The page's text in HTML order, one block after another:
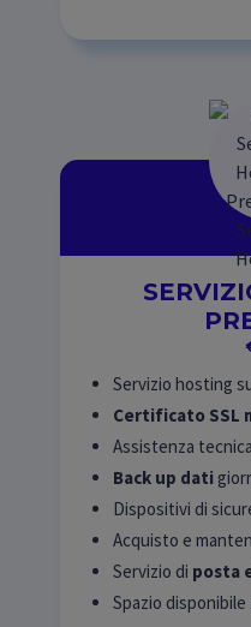
Servizio hosting
Certificato SSL
Assistenza
Back up dati
Dispositivi di
Acquisto e
Servizio di posta
Spazio disponibile